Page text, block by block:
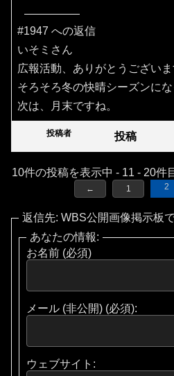
#1947 への返信
いそミさん
広報活動、ありがとうございま
そろそろ冬の快晴シーズンにな
次は、月末ですね。
投稿者 投稿
10件の投稿を表示中 - 11 - 20件
← 1 2
返信先: WBS公開画像掲示板
あなたの情報:
お名前 (必須)
メール (非公開) (必須):
ウェブサイト: